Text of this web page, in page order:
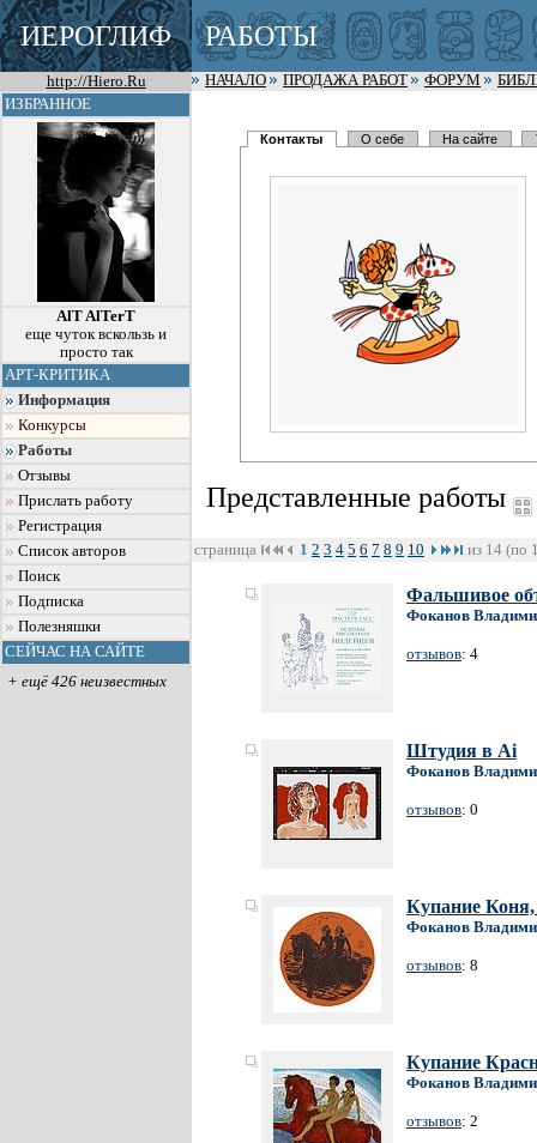
ИЕРОГЛИФ РАБОТЫ
http://Hiero.Ru НАЧАЛО ПРОДАЖА РАБОТ ФОРУМ
ИЗБРАННОЕ
AlT AlTerT
еще чуток вскользь и
просто так
АРТ-КРИТИКА
Информация
Конкурсы
Работы
Отзывы
Прислать работу
Регистрация
Список авторов
Поиск
Подписка
Полезняшки
СЕЙЧАС НА САЙТЕ
+ ещё 426 неизвестных
Контакты О себе На сайте
Представленные работы
страница 1 2 3 4 5 6 7 8 9 10 из 14 (по
Фальшивое
Фоканов
отзывов: 4
Штудия в Ai
Фоканов
отзывов: 0
Купание Коня,
Фоканов
отзывов: 8
Купание
Фоканов
отзывов: 2